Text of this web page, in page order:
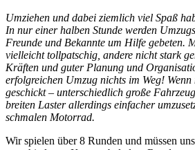
Umziehen und dabei ziemlich viel Spaß
In nur einer halben Stunde werden
Freunde und Bekannte um Hilfe gebeten.
vielleicht tollpatschig, andere nicht stark
Kräften und guter Planung und
erfolgreichen Umzug nichts im Weg!
geschickt – unterschiedlich große
breiten Laster allerdings einfacher
schmalen Motorrad.
Wir spielen über 8 Runden und müssen